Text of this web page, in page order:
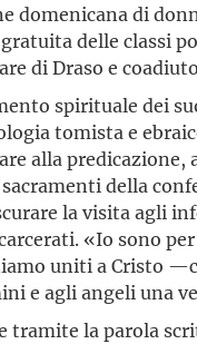
domenicana di
delle classi
di Draso e
spirituale dei
tomista e
alla
della
la visita agli
«Io sono
uniti a Cristo
e agli angeli una
tramite la parola